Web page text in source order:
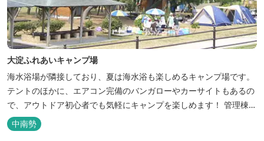
大淀ふれあいキャンプ場
海水浴場が隣接しており、夏は海水浴も楽しめるキャンプ場です。
テントのほかに、エアコン完備のバンガローやカーサイトもあるの
で、アウトドア初心者でも気軽にキャンプを楽しめます！ 管理棟、
水道、冷水シャワー、温水シャワー（有料）、共同休憩所、炊事
場、水洗トイレ、毛布（有料）、駐車場（宿泊の場合は無料、デイ
中南勢